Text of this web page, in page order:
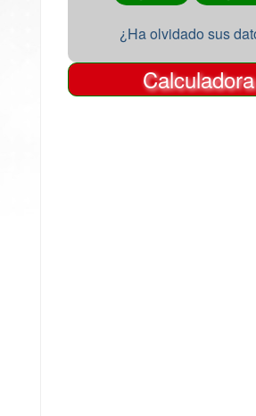
¿Ha olvidado sus
Calculadora